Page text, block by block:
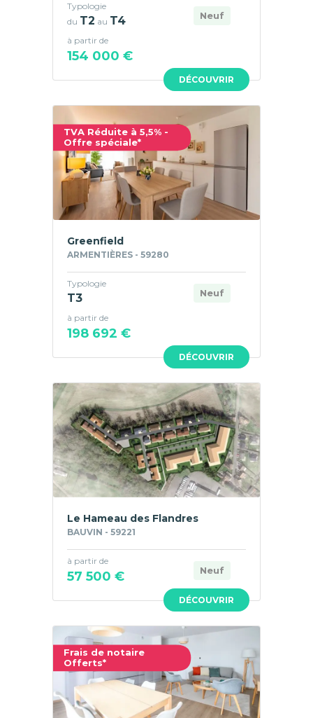
DÉCOUVRIR
Neuf
Typologie
du T2 au T4
à partir de
154 000 €
TVA Réduite à 5,5% -
Offre spéciale*
DÉCOUVRIR
Greenfield
ARMENTIÈRES - 59280
Neuf
Typologie
T3
à partir de
198 692 €
DÉCOUVRIR
Le Hameau des Flandres
BAUVIN - 59221
Neuf
à partir de
57 500 €
Frais de notaire
Offerts*